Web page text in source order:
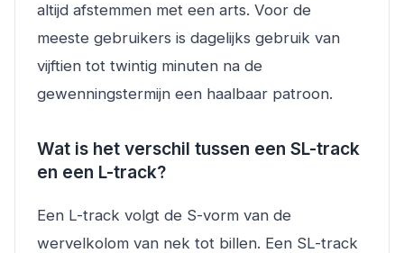
altijd afstemmen met een arts. Voor de
meeste gebruikers is dagelijks gebruik van
vijftien tot twintig minuten na de
gewenningstermijn een haalbaar patroon.
Wat is het verschil tussen een SL-track
en een L-track?
Een L-track volgt de S-vorm van de
wervelkolom van nek tot billen. Een SL-track